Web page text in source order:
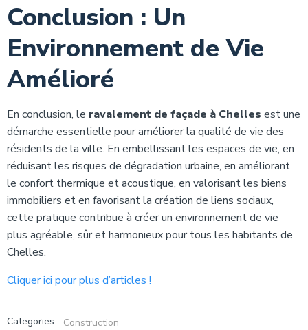
Conclusion : Un
Environnement de Vie
Amélioré
En conclusion, le ravalement de façade à Chelles est une
démarche essentielle pour améliorer la qualité de vie des
résidents de la ville. En embellissant les espaces de vie, en
réduisant les risques de dégradation urbaine, en améliorant
le confort thermique et acoustique, en valorisant les biens
immobiliers et en favorisant la création de liens sociaux,
cette pratique contribue à créer un environnement de vie
plus agréable, sûr et harmonieux pour tous les habitants de
Chelles.
Cliquer ici pour plus d’articles !
Categories: Construction